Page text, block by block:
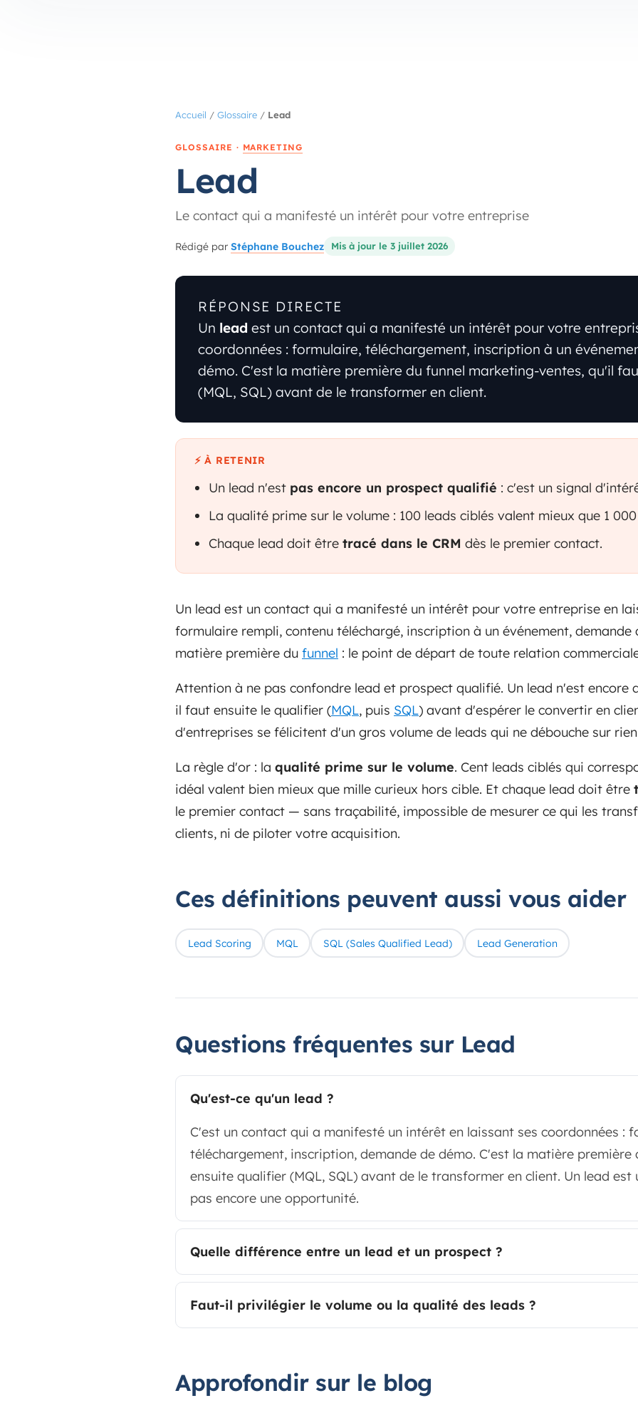
Accueil / Glossaire / Lead
GLOSSAIRE · MARKETING
Lead
Le contact qui a manifesté un intérêt pour votre entreprise
Rédigé par Stéphane Bouchez Mis à jour le 3 juillet 2026
RÉPONSE DIRECTE
Un lead est un contact qui a manifesté un intérêt pour votre
coordonnées : formulaire, téléchargement, inscription à un
démo. C'est la matière première du funnel marketing-ventes, qu'il
(MQL, SQL) avant de le transformer en client.
⚡ À RETENIR
Un lead n'est pas encore un prospect qualifié : c'est un signal
La qualité prime sur le volume : 100 leads ciblés valent mieux que 1
Chaque lead doit être tracé dans le CRM dès le premier contact.
Un lead est un contact qui a manifesté un intérêt pour votre entreprise en
formulaire rempli, contenu téléchargé, inscription à un événement, demande
matière première du funnel : le point de départ de toute relation
Attention à ne pas confondre lead et prospect qualifié. Un lead n'est encore
il faut ensuite le qualifier (MQL, puis SQL) avant d'espérer le convertir en
d'entreprises se félicitent d'un gros volume de leads qui ne débouche sur
La règle d'or : la qualité prime sur le volume. Cent leads ciblés qui
idéal valent bien mieux que mille curieux hors cible. Et chaque lead doit être
le premier contact — sans traçabilité, impossible de mesurer ce qui les
clients, ni de piloter votre acquisition.
Ces définitions peuvent aussi vous aider
Lead Scoring MQL SQL (Sales Qualified Lead) Lead Generation
Questions fréquentes sur Lead
Qu'est-ce qu'un lead ?
C'est un contact qui a manifesté un intérêt en laissant ses coordonnées :
téléchargement, inscription, demande de démo. C'est la matière première
ensuite qualifier (MQL, SQL) avant de le transformer en client. Un lead
pas encore une opportunité.
Quelle différence entre un lead et un prospect ?
Faut-il privilégier le volume ou la qualité des leads ?
Approfondir sur le blog